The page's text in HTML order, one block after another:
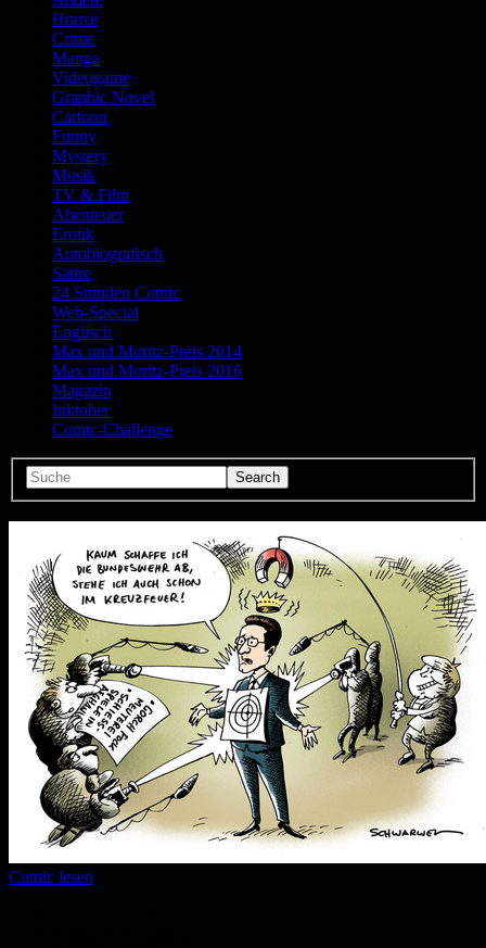
Horror
Crime
Manga
Videogame
Graphic Novel
Cartoon
Funny
Mystery
Musik
TV & Film
Abenteuer
Erotik
Autobiografisch
Satire
24 Stunden Comic
Web-Special
Englisch
Max und Moritz-Preis 2014
Max und Moritz-Preis 2016
Magazin
Inktober
Comic-Challenge
Comic lesen